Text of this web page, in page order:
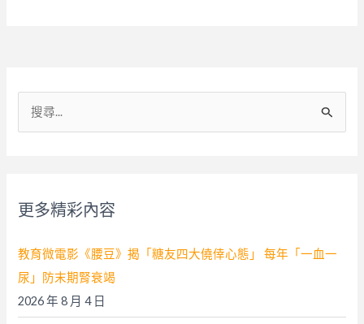
:
更多精彩內容
教育微電影《腰豆》揭「糖友四大僥倖心態」 每年「一血一
尿」防末期腎衰竭
2026 年 8 月 4 日